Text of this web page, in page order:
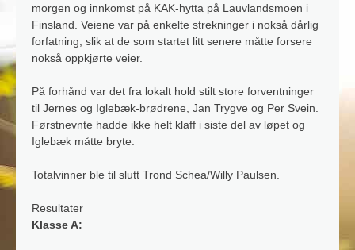
morgen og innkomst på KAK-hytta på Lauvlandsmoen i
Finsland. Veiene var på enkelte strekninger i nokså dårlig
forfatning, slik at de som startet litt senere måtte forsere
nokså oppkjørte veier.
På forhånd var det fra lokalt hold stilt store forventninger
til Jernes og Iglebæk-brødrene, Jan Trygve og Per Svein.
Førstnevnte hadde ikke helt klaff i siste del av løpet og
Iglebæk måtte bryte.
Totalvinner ble til slutt Trond Schea/Willy Paulsen.
Resultater
Klasse A: